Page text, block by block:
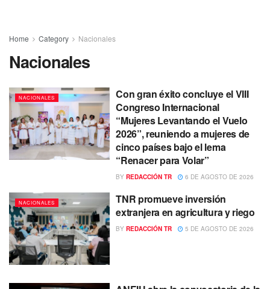
Home Category Nacionales
Nacionales
NACIONALES
Con gran éxito concluye el VIII
Congreso Internacional
“Mujeres Levantando el Vuelo
2026”, reuniendo a mujeres de
cinco países bajo el lema
“Renacer para Volar”
BY REDACCIÓN TR 6 DE AGOSTO DE 2026
NACIONALES
TNR promueve inversión
extranjera en agricultura y riego
BY REDACCIÓN TR 5 DE AGOSTO DE 2026